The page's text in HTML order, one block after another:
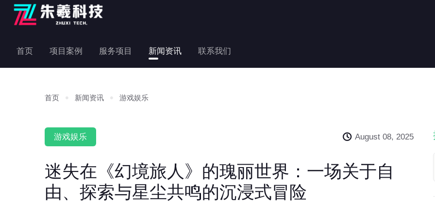
首页 项目案例 服务项目 新闻资讯 联系我们
首页 新闻资讯 游戏娱乐
游戏娱乐 August 08, 2025
迷失在《幻境旅人》的瑰丽世界：一场关于自
由、探索与星尘共鸣的沉浸式冒险